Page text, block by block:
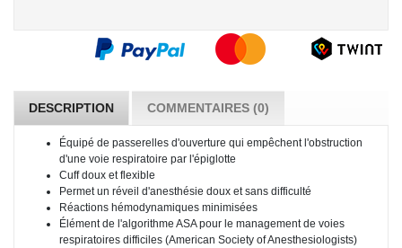
DESCRIPTION COMMENTAIRES (0)
Équipé de passerelles d'ouverture qui empêchent l'obstruction
d'une voie respiratoire par l'épiglotte
Cuff doux et flexible
Permet un réveil d'anesthésie doux et sans difficulté
Réactions hémodynamiques minimisées
Élément de l'algorithme ASA pour le management de voies
respiratoires difficiles (American Society of Anesthesiologists)